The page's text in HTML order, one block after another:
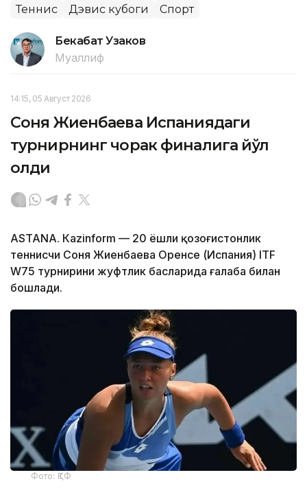
Теннис Дэвис кубоги Спорт
Бекабат Узаков
Муаллиф
14:15, 05 Август 2026
Соня Жиенбаева Испаниядаги
турнирнинг чорак финалига йўл
олди
ASTANА. Кazinform — 20 ёшли қозоғистонлик
теннисчи Соня Жиенбаева Оренсе (Испания) ITF
W75 турнирини жуфтлик баҳсларида ғалаба билан
бошлади.
Фото: ҚТФ